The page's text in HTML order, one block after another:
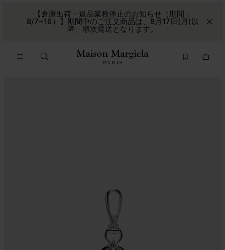
【倉庫出荷・返品業務停止のお知らせ（期間：
8/7~16）】期間中のご注文商品は、8月17日(月)以
降、順次発送となります。